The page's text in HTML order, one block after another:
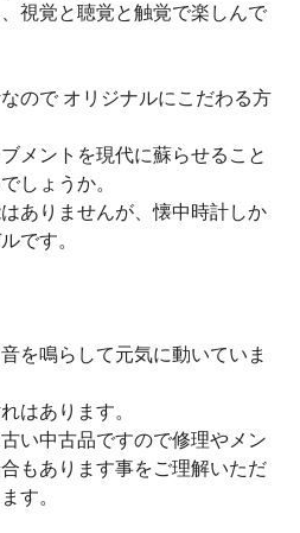
視覚と聴覚と触覚で楽しんで
ので オリジナルにこだわる方
メントを現代に蘇らせること
しょうか。
ありませんが、懐中時計しか
です。
を鳴らして元気に動いていま
はあります。
い中古品ですので修理やメン
もあります事をご理解いただ
す。